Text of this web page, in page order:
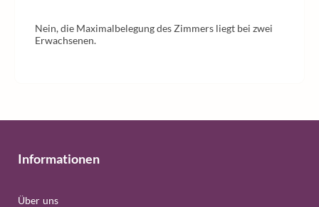
Nein, die Maximalbelegung des Zimmers liegt bei zwei
Erwachsenen.
Informationen
Über uns